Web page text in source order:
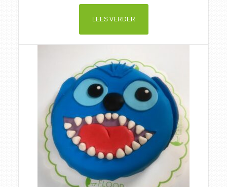
LEES VERDER